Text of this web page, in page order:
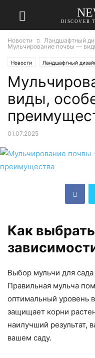
DISCOVER
Новости
Ландшафтный
Мульчирование почвы —
Новости Ландшафтный
виды,
01.07.2025
Как
Выбор мульчи для
Правильная мульча
оптимальный уровень
защищает корни
наилучший результат,
вашем саду.